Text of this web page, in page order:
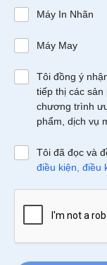
Máy In Nhãn
Máy May
Tôi đồng ý
tiếp thị các sản
chương trình
phẩm, dịch vụ
Tôi đã đọc và
điều kiện, điều